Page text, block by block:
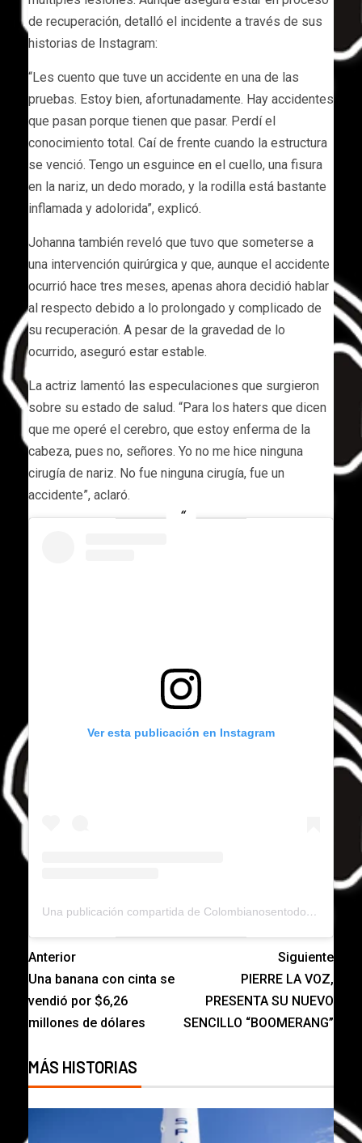
de recuperación, detalló el incidente a través de sus
historias de Instagram:
“Les cuento que tuve un accidente en una de las
pruebas. Estoy bien, afortunadamente. Hay accidentes
que pasan porque tienen que pasar. Perdí el
conocimiento total. Caí de frente cuando la estructura
se venció. Tengo un esguince en el cuello, una fisura
en la nariz, un dedo morado, y la rodilla está bastante
inflamada y adolorida”, explicó.
Johanna también reveló que tuvo que someterse a
una intervención quirúrgica y que, aunque el accidente
ocurrió hace tres meses, apenas ahora decidió hablar
al respecto debido a lo prolongado y complicado de
su recuperación. A pesar de la gravedad de lo
ocurrido, aseguró estar estable.
La actriz lamentó las especulaciones que surgieron
sobre su estado de salud. “Para los haters que dicen
que me operé el cerebro, que estoy enferma de la
cabeza, pues no, señores. Yo no me hice ninguna
cirugía de nariz. No fue ninguna cirugía, fue un
accidente”, aclaró.
Ver esta publicación en Instagram
Una publicación compartida de Colombianosentodoelmundo (@colombianosentodoelmundo)
Anterior
Una banana con cinta se
vendió por $6,26
millones de dólares
Siguiente
PIERRE LA VOZ,
PRESENTA SU NUEVO
SENCILLO “BOOMERANG”
MÁS HISTORIAS